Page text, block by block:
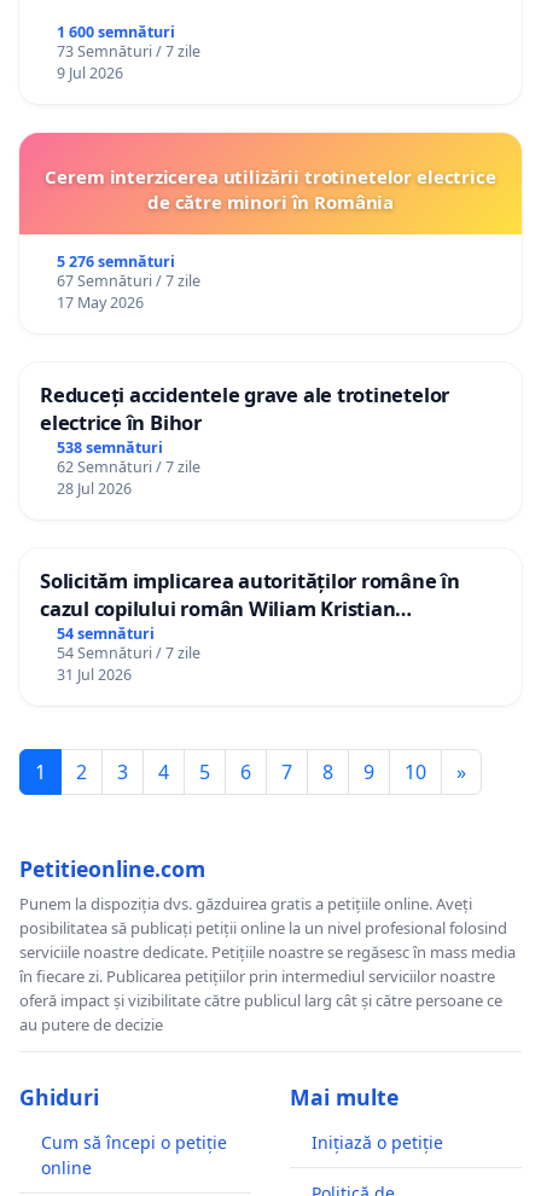
1 600 semnături
73 Semnături / 7 zile
9 Jul 2026
Cerem interzicerea utilizării trotinetelor electrice
de către minori în România
5 276 semnături
67 Semnături / 7 zile
17 May 2026
Reduceți accidentele grave ale trotinetelor
electrice în Bihor
538 semnături
62 Semnături / 7 zile
28 Jul 2026
Solicităm implicarea autorităților române în
cazul copilului român Wiliam Kristian
Gheorghe, aflat în plasament în Danemarca de
12 ani
54 semnături
54 Semnături / 7 zile
31 Jul 2026
1 2 3 4 5 6 7 8 9 10 »
Petitieonline.com
Punem la dispoziția dvs. găzduirea gratis a petițiile online. Aveți
posibilitatea să publicați petiții online la un nivel profesional folosind
serviciile noastre dedicate. Petițiile noastre se regăsesc în mass media
în fiecare zi. Publicarea petițiilor prin intermediul serviciilor noastre
oferă impact și vizibilitate către publicul larg cât și către persoane ce
au putere de decizie
Ghiduri
Cum să începi o petiție
online
Mai multe
Inițiază o petiție